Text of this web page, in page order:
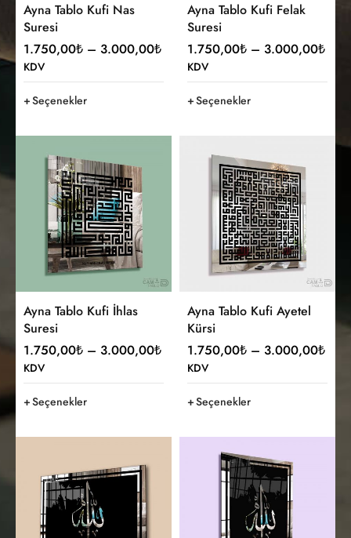
Ayna Tablo Kufi Nas
Suresi
1.750,00₺ – 3.000,00₺
KDV
Seçenekler
Ayna Tablo Kufi Felak
Suresi
1.750,00₺ – 3.000,00₺
KDV
Seçenekler
Ayna Tablo Kufi İhlas
Suresi
1.750,00₺ – 3.000,00₺
KDV
Seçenekler
Ayna Tablo Kufi Ayetel
Kürsi
1.750,00₺ – 3.000,00₺
KDV
Seçenekler